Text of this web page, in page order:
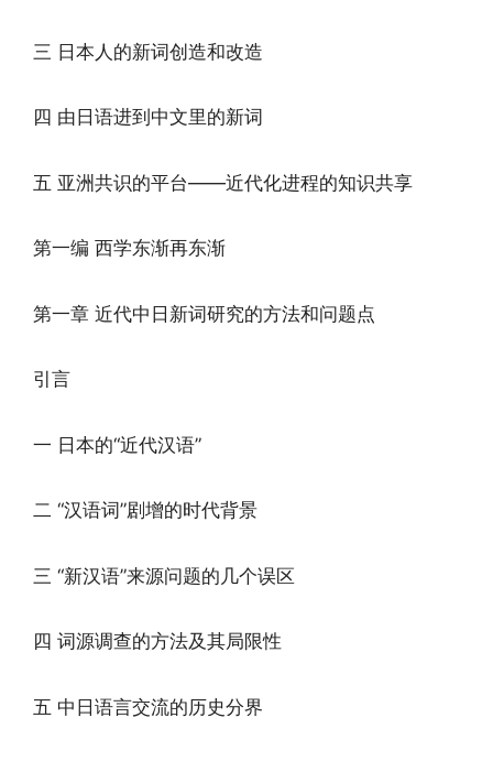
三 日本人的新词创造和改造
四 由日语进到中文里的新词
五 亚洲共识的平台——近代化进程的知识共享
第一编 西学东渐再东渐
第一章 近代中日新词研究的方法和问题点
引言
一 日本的“近代汉语”
二 “汉语词”剧增的时代背景
三 “新汉语”来源问题的几个误区
四 词源调查的方法及其局限性
五 中日语言交流的历史分界